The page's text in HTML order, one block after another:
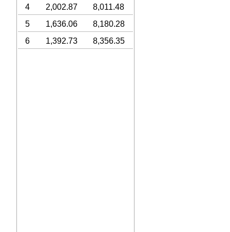
4
2,002.87
8,011.48
5
1,636.06
8,180.28
6
1,392.73 8,356.35